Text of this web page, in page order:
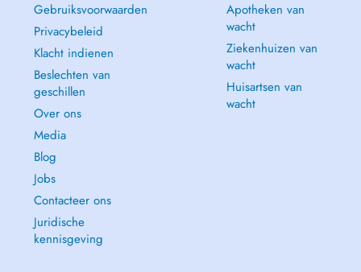
Gebruiksvoorwaarden
Privacybeleid
Klacht indienen
Beslechten van
geschillen
Over ons
Media
Blog
Jobs
Contacteer ons
Juridische
kennisgeving
Apotheken van
wacht
Ziekenhuizen van
wacht
Huisartsen van
wacht